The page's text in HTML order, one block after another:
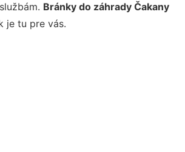
Bránky do záhrady Čakany
je tu pre vás.